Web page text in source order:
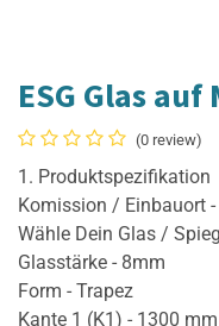
ESG Glas auf
(0 review)
1. Produktspezifikation
Komission / Einbauort
Wähle Dein Glas /
Glasstärke - 8mm
Form - Trapez
Kante 1 (K1) - 1300 mm